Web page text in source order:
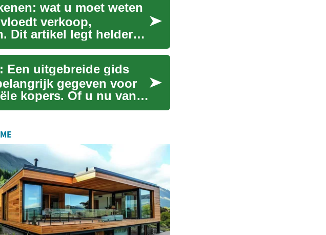
wat u moet weten
verkoop,
Dit artikel legt helder
Een uitgebreide gids
gegeven voor
kopers. Of u nu van